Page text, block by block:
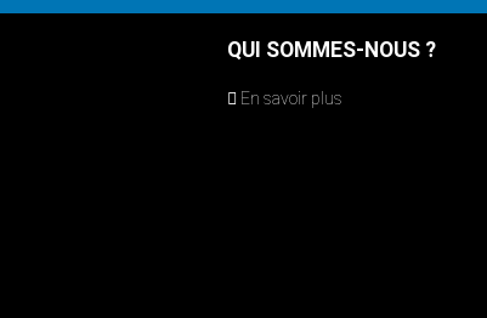
QUI SOMMES-NOUS ?
En savoir plus